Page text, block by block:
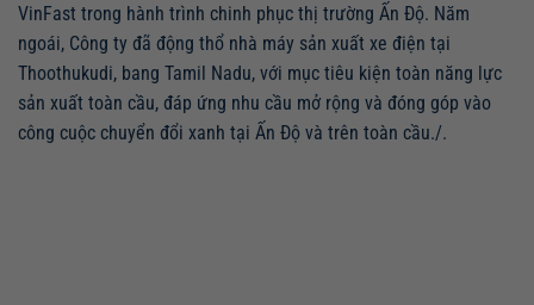
VinFast trong hành trình chinh phục thị trường Ấn Độ. Năm
ngoái, Công ty đã động thổ nhà máy sản xuất xe điện tại
Thoothukudi, bang Tamil Nadu, với mục tiêu kiện toàn năng lực
sản xuất toàn cầu, đáp ứng nhu cầu mở rộng và đóng góp vào
công cuộc chuyển đổi xanh tại Ấn Độ và trên toàn cầu./.